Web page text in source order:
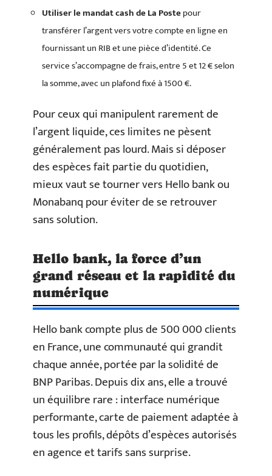
Utiliser le mandat cash de La Postepour
transférer l’argent vers votre compte en ligne en
fournissant un RIB et une pièce d’identité. Ce
service s’accompagne de frais, entre 5 et 12 € selon
la somme, avec un plafond fixé à 1500 €.
Pour ceux qui manipulent rarement de
l’argent liquide, ces limites ne pèsent
généralement pas lourd. Mais si déposer
des espèces fait partie du quotidien,
mieux vaut se tourner vers Hello bank ou
Monabanq pour éviter de se retrouver
sans solution.
Hello bank, la force d’un
grand réseau et la rapidité du
numérique
Hello bank compte plus de 500 000 clients
en France, une communauté qui grandit
chaque année, portée par la solidité de
BNP Paribas. Depuis dix ans, elle a trouvé
un équilibre rare : interface numérique
performante, carte de paiement adaptée à
tous les profils, dépôts d’espèces autorisés
en agence et tarifs sans surprise.